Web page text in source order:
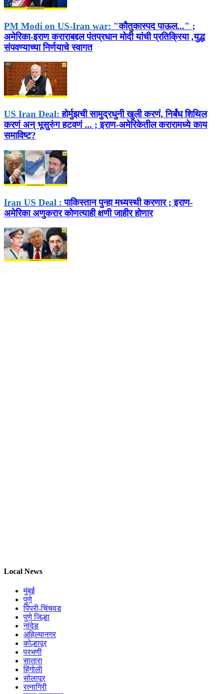
PM Modi on US-Iran war: "कौतुकास्पद पाऊल..." ;
अमेरिका-इराण कराराबद्दल पंतप्रधान मोदी यांची प्रतिक्रिया ,युद्ध
संपवण्याच्या निर्णयाचे स्वागत
US Iran Deal: होर्मुझची सामुद्रधुनी खुली करणं, निर्बंध शिथिल
करणं अन् भूसुरुंग हटवणं ... ; इराण-अमेरिकेतील करारामध्ये काय
समाविष्ट?
Iran US Deal : पाकिस्तान पुन्हा मध्यस्थी करणार ; इराण-
अमेरिका अणुकरार कोणत्याही क्षणी जाहीर होणार
Local News
मुंबई
पुणे
पिंपरी-चिंचवड
पुणे जिल्हा
नांदेड
अहिल्यानगर
कोल्हापूर
परभणी
सातारा
हिंगोली
सोलापूर
रत्नागिरी